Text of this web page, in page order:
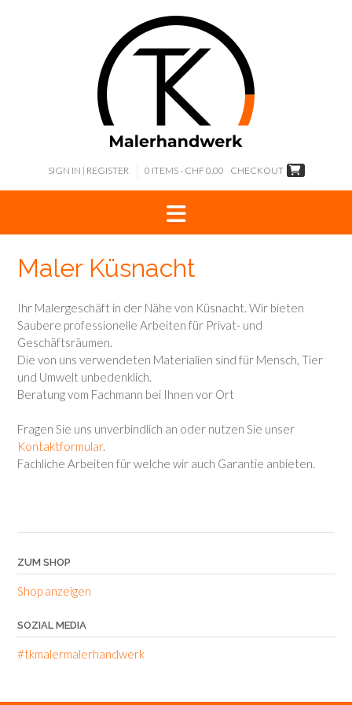
SIGN IN | REGISTER 0 ITEMS - CHF 0.00 CHECKOUT
Maler Küsnacht
Ihr Malergeschäft in der Nähe von Küsnacht. Wir bieten
Saubere professionelle Arbeiten für Privat- und
Geschäftsräumen.
Die von uns verwendeten Materialien sind für Mensch, Tier
und Umwelt unbedenklich.
Beratung vom Fachmann bei Ihnen vor Ort
Fragen Sie uns unverbindlich an oder nutzen Sie unser
Kontaktformular.
Fachliche Arbeiten für welche wir auch Garantie anbieten.
ZUM SHOP
Shop anzeigen
SOZIAL MEDIA
#tkmalermalerhandwerk